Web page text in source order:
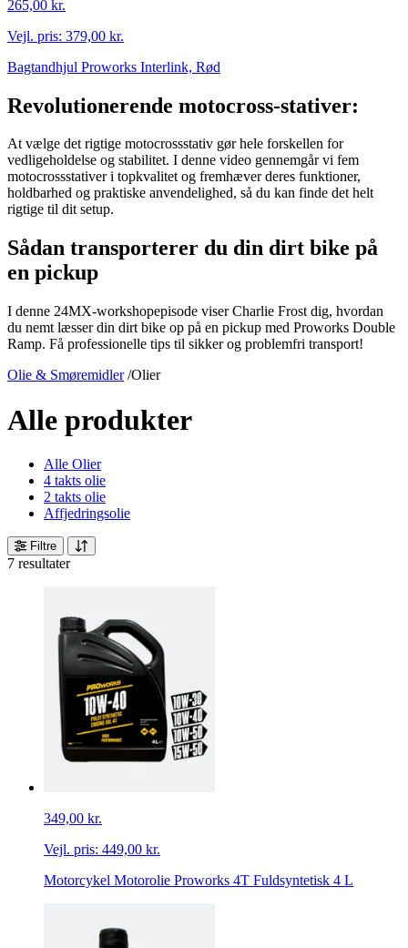
265,00 kr.
Vejl. pris: 379,00 kr.
Bagtandhjul Proworks Interlink, Rød
Revolutionerende motocross-stativer:
At vælge det rigtige motocrossstativ gør hele forskellen for
vedligeholdelse og stabilitet. I denne video gennemgår vi fem
motocrossstativer i topkvalitet og fremhæver deres funktioner,
holdbarhed og praktiske anvendelighed, så du kan finde det helt
rigtige til dit setup.
Sådan transporterer du din dirt bike på
en pickup
I denne 24MX-workshopepisode viser Charlie Frost dig, hvordan
du nemt læsser din dirt bike op på en pickup med Proworks Double
Ramp. Få professionelle tips til sikker og problemfri transport!
Olie & Smøremidler /Olier
Alle produkter
Alle Olier
4 takts olie
2 takts olie
Affjedringsolie
Filtre
7 resultater
349,00 kr.
Vejl. pris: 449,00 kr.
Motorcykel Motorolie Proworks 4T Fuldsyntetisk 4 L